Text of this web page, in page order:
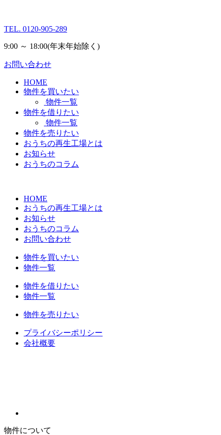
TEL. 0120-905-289
9:00 ～ 18:00(年末年始除く)
お問い合わせ
HOME
物件を買いたい
物件一覧
物件を借りたい
物件一覧
物件を売りたい
おうちの再生工場とは
お知らせ
おうちのコラム
HOME
おうちの再生工場とは
お知らせ
おうちのコラム
お問い合わせ
物件を買いたい
物件一覧
物件を借りたい
物件一覧
物件を売りたい
プライバシーポリシー
会社概要
物件について